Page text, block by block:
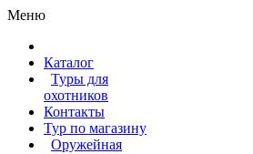
Меню
Каталог
Туры для
охотников
Контакты
Тур по магазину
Оружейная